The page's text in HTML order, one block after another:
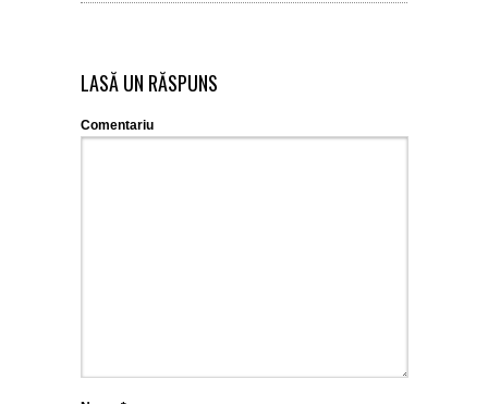
LASĂ UN RĂSPUNS
Comentariu